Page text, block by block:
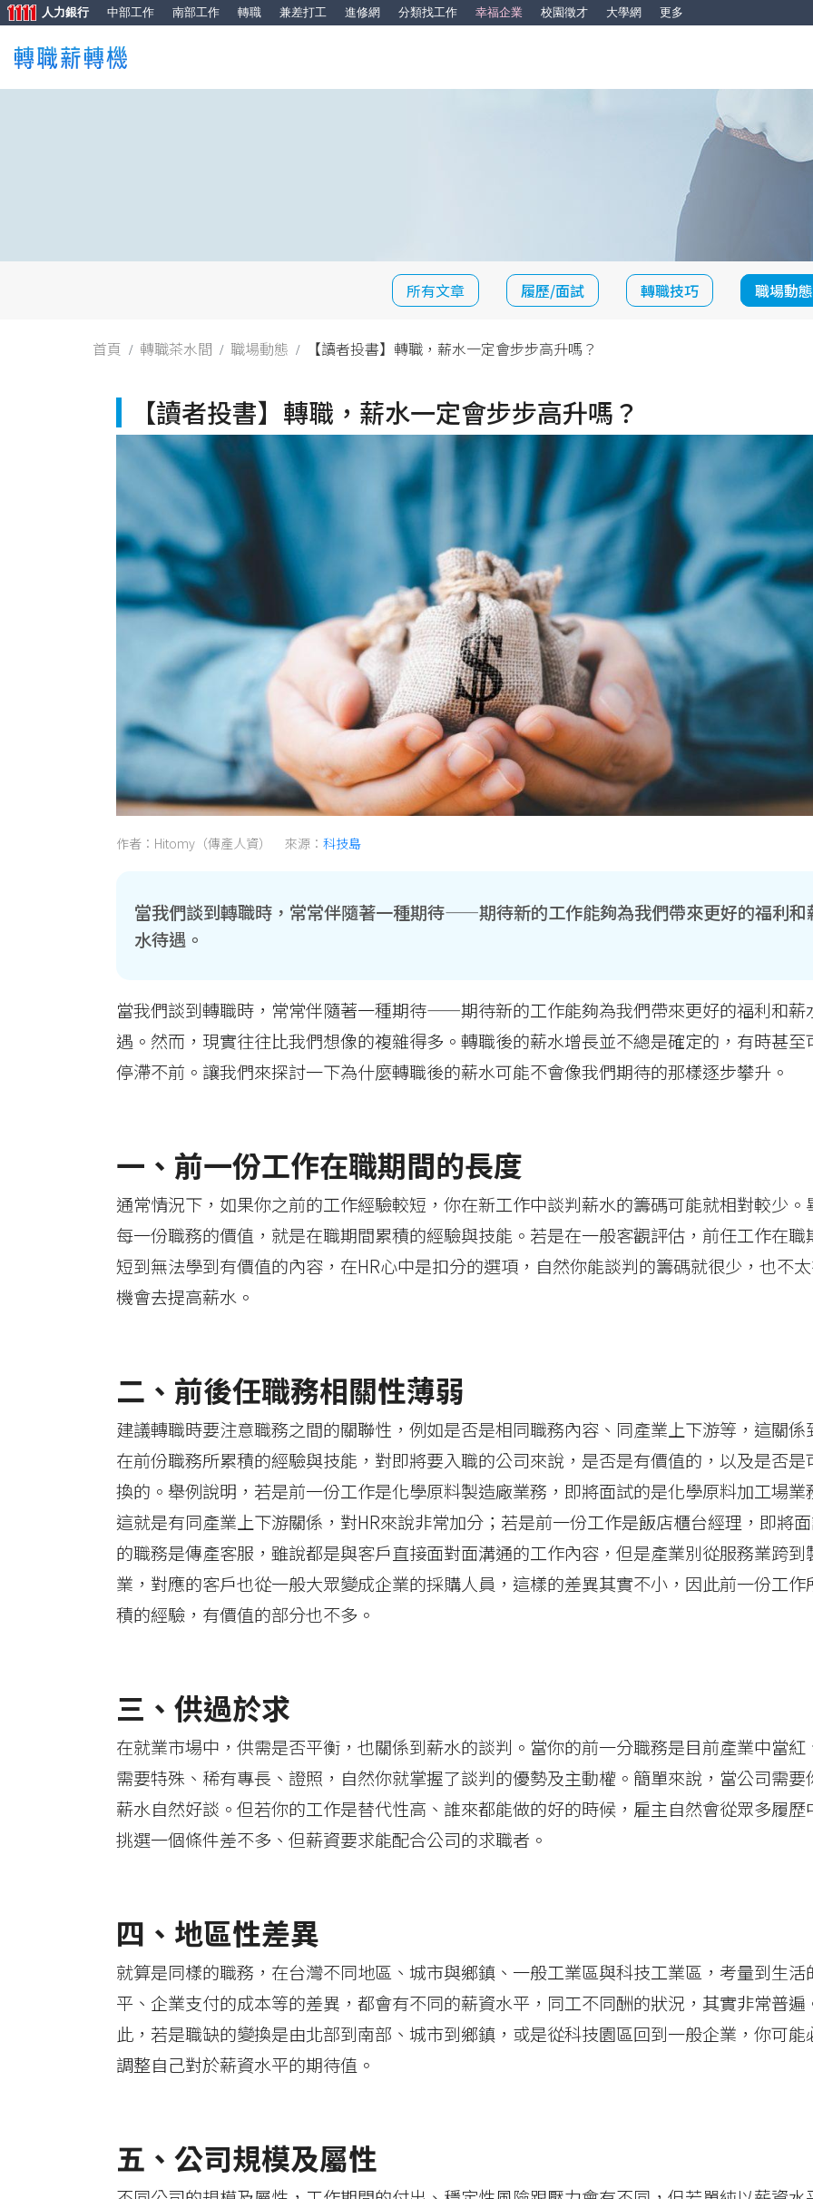
人力銀行 中部工作 南部工作 轉職 兼差打工 進修網 分類找工作 幸福企業 校園徵才 大學網 更多
所有文章 履歷/面試 轉職技巧 職場動態
首頁 轉職茶水間 職場動態 【讀者投書】轉職，薪水一定會步步高升嗎？
【讀者投書】轉職，薪水一定會步步高升嗎？
作者：Hitomy（傳產人資） 來源： 科技島
當我們談到轉職時，常常伴隨著一種期待——期待新的工作能夠為我們帶來更好的福利和
水待遇。
當我們談到轉職時，常常伴隨著一種期待——期待新的工作能夠為我們帶來更好的福利和薪
遇。然而，現實往往比我們想像的複雜得多。轉職後的薪水增長並不總是確定的，有時甚至
停滯不前。讓我們來探討一下為什麼轉職後的薪水可能不會像我們期待的那樣逐步攀升。
一、前一份工作在職期間的長度
通常情況下，如果你之前的工作經驗較短，你在新工作中談判薪水的籌碼可能就相對較少。
每一份職務的價值，就是在職期間累積的經驗與技能。若是在一般客觀評估，前任工作在職
短到無法學到有價值的內容，在HR心中是扣分的選項，自然你能談判的籌碼就很少，也不
機會去提高薪水。
二、前後任職務相關性薄弱
建議轉職時要注意職務之間的關聯性，例如是否是相同職務內容、同產業上下游等，這關係
在前份職務所累積的經驗與技能，對即將要入職的公司來說，是否是有價值的，以及是否是
換的。舉例說明，若是前一份工作是化學原料製造廠業務，即將面試的是化學原料加工場業
這就是有同產業上下游關係，對HR來說非常加分；若是前一份工作是飯店櫃台經理，即將
的職務是傳產客服，雖說都是與客戶直接面對面溝通的工作內容，但是產業別從服務業跨到
業，對應的客戶也從一般大眾變成企業的採購人員，這樣的差異其實不小，因此前一份工作
積的經驗，有價值的部分也不多。
三、供過於求
在就業市場中，供需是否平衡，也關係到薪水的談判。當你的前一分職務是目前產業中當紅
需要特殊、稀有專長、證照，自然你就掌握了談判的優勢及主動權。簡單來說，當公司需要
薪水自然好談。但若你的工作是替代性高、誰來都能做的好的時候，雇主自然會從眾多履歷
挑選一個條件差不多、但薪資要求能配合公司的求職者。
四、地區性差異
就算是同樣的職務，在台灣不同地區、城市與鄉鎮、一般工業區與科技工業區，考量到生活
平、企業支付的成本等的差異，都會有不同的薪資水平，同工不同酬的狀況，其實非常普遍
此，若是職缺的變換是由北部到南部、城市到鄉鎮，或是從科技園區回到一般企業，你可能
調整自己對於薪資水平的期待值。
五、公司規模及屬性